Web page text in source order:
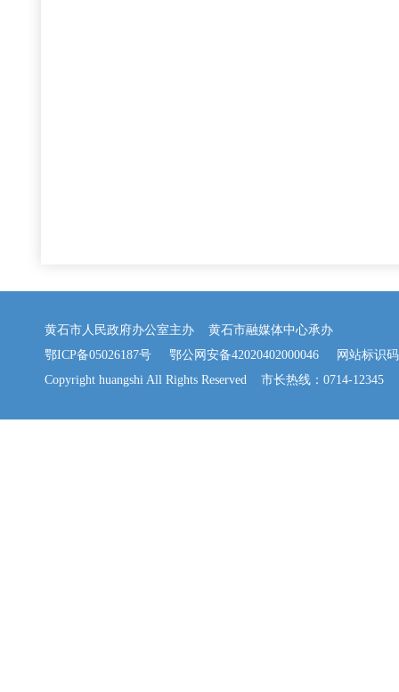
黄石市人民政府办公室主办 黄石市融媒体中心承办
鄂ICP备05026187号
鄂公网安备42020402000046 网站标识码
Copyright huangshi All Rights Reserved 市长热线：0714-12345